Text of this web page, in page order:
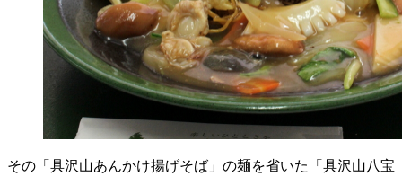
その「具沢山あんかけ揚げそば」の麺を省いた「具沢山八宝